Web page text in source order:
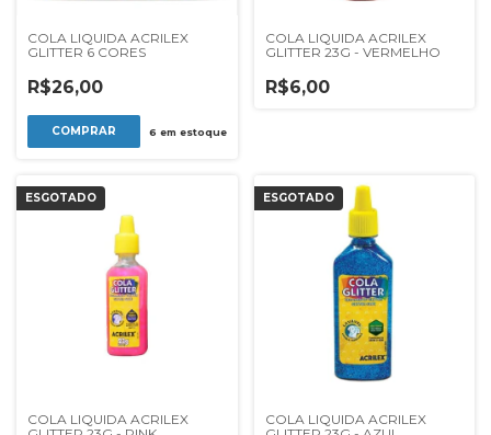
COLA LIQUIDA ACRILEX
GLITTER 6 CORES
R$26,00
6 em estoque
COLA LIQUIDA ACRILEX
GLITTER 23G - VERMELHO
R$6,00
ESGOTADO
COLA LIQUIDA ACRILEX
ESGOTADO
COLA LIQUIDA ACRILEX